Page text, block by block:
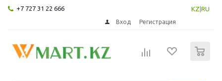
+7 727 31 22 666 KZ RU
Вход Регистрация